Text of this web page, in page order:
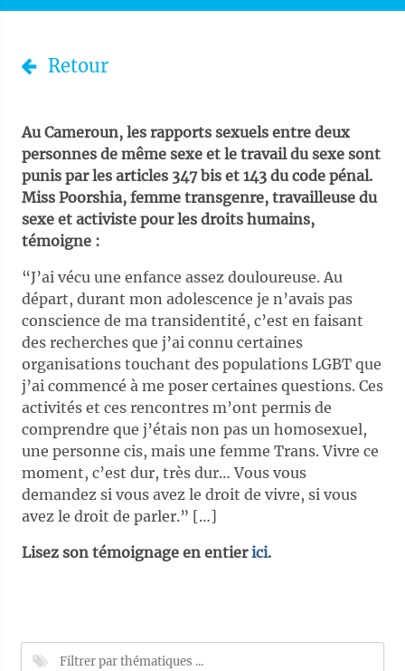
Retour
Au Cameroun, les rapports sexuels entre deux
personnes de même sexe et le travail du sexe sont
punis par les articles 347 bis et 143 du code pénal.
Miss Poorshia, femme transgenre, travailleuse du
sexe et activiste pour les droits humains,
témoigne :
“J’ai vécu une enfance assez douloureuse. Au
départ, durant mon adolescence je n’avais pas
conscience de ma transidentité, c’est en faisant
des recherches que j’ai connu certaines
organisations touchant des populations LGBT que
j’ai commencé à me poser certaines questions. Ces
activités et ces rencontres m’ont permis de
comprendre que j’étais non pas un homosexuel,
une personne cis, mais une femme Trans. Vivre ce
moment, c’est dur, très dur… Vous vous
demandez si vous avez le droit de vivre, si vous
avez le droit de parler.” […]
Lisez son témoignage en entier ici.